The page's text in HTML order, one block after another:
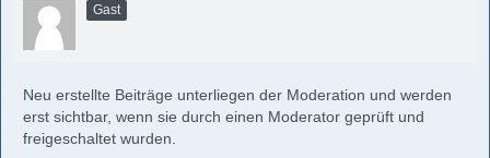
Gast
Neu erstellte Beiträge unterliegen der Moderation und werden
erst sichtbar, wenn sie durch einen Moderator geprüft und
freigeschaltet wurden.